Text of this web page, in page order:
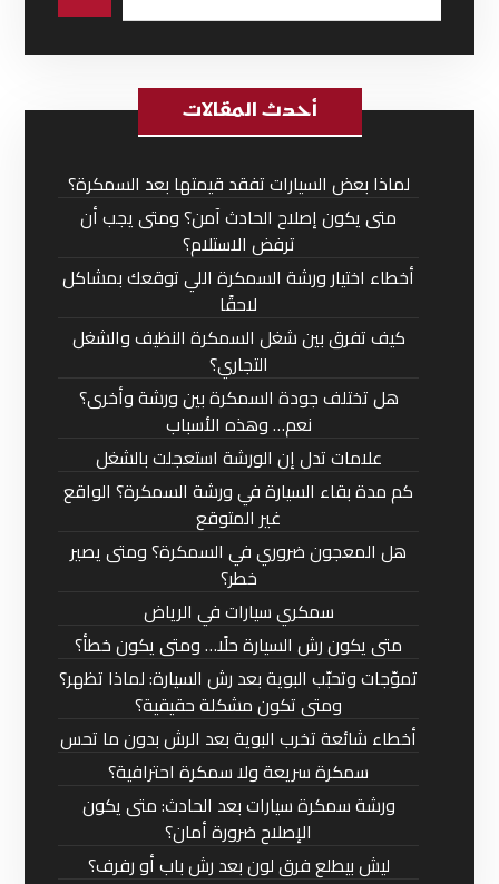
أحدث المقالات
لماذا بعض السيارات تفقد قيمتها بعد السمكرة؟
متى يكون إصلاح الحادث آمن؟ ومتى يجب أن
ترفض الاستلام؟
أخطاء اختيار ورشة السمكرة اللي توقعك بمشاكل
لاحقًا
كيف تفرق بين شغل السمكرة النظيف والشغل
التجاري؟
هل تختلف جودة السمكرة بين ورشة وأخرى؟
نعم… وهذه الأسباب
علامات تدل إن الورشة استعجلت بالشغل
كم مدة بقاء السيارة في ورشة السمكرة؟ الواقع
غير المتوقع
هل المعجون ضروري في السمكرة؟ ومتى يصير
خطر؟
سمكري سيارات في الرياض
متى يكون رش السيارة حلًا… ومتى يكون خطأ؟
تموّجات وتحبّب البوية بعد رش السيارة: لماذا تظهر؟
ومتى تكون مشكلة حقيقية؟
أخطاء شائعة تخرب البوية بعد الرش بدون ما تحس
سمكرة سريعة ولا سمكرة احترافية؟
ورشة سمكرة سيارات بعد الحادث: متى يكون
الإصلاح ضرورة أمان؟
ليش بيطلع فرق لون بعد رش باب أو رفرف؟